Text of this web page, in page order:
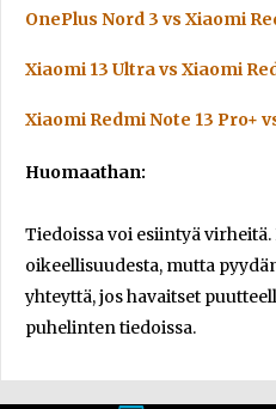
OnePlus Nord 3 vs Xiaomi
Xiaomi 13 Ultra vs Xiaomi
Xiaomi Redmi Note 13 Pro+
Huomaathan:
Tiedoissa voi esiintyä
oikeellisuudesta, mutta
yhteyttä, jos havaitset
puhelinten tiedoissa.